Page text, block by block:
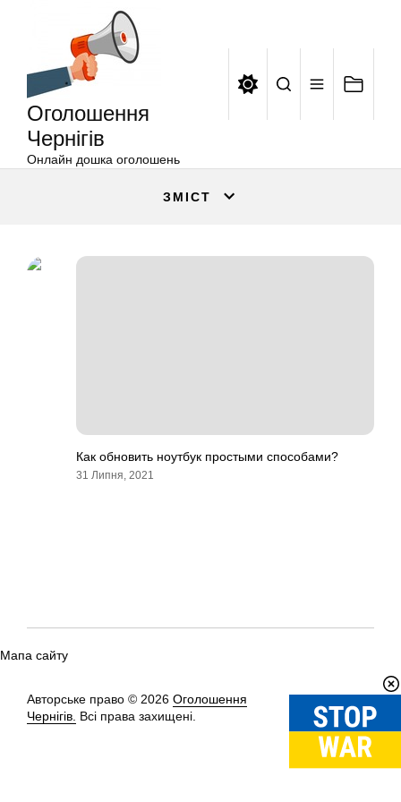
Оголошення
Чернігів
Онлайн дошка оголошень
ЗМІСТ
Как обновить ноутбук простыми способами?
31 Липня, 2021
Мапа сайту
Авторське право © 2026 Оголошення
Чернігів. Всі права захищені.
Вгору↑